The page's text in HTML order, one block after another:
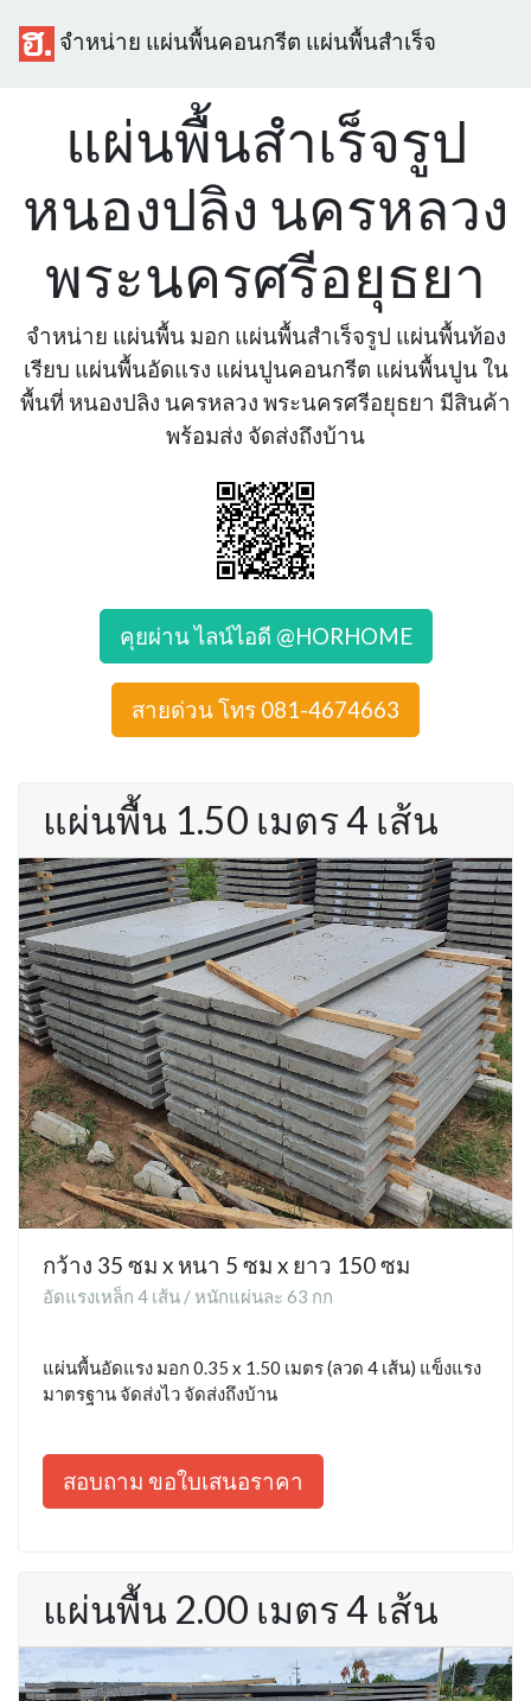
จำหน่าย แผ่นพื้นคอนกรีต แผ่นพื้นสำเร็จ
แผ่นพื้นสำเร็จรูป
หนองปลิง นครหลวง
พระนครศรีอยุธยา
จำหน่าย แผ่นพื้น มอก แผ่นพื้นสำเร็จรูป แผ่นพื้นท้อง
เรียบ แผ่นพื้นอัดแรง แผ่นปูนคอนกรีต แผ่นพื้นปูน ใน
พื้นที่ หนองปลิง นครหลวง พระนครศรีอยุธยา มีสินค้า
พร้อมส่ง จัดส่งถึงบ้าน
คุยผ่าน ไลน์ไอดี @HORHOME
สายด่วน โทร 081-4674663
แผ่นพื้น 1.50 เมตร 4 เส้น
กว้าง 35 ซม x หนา 5 ซม x ยาว 150 ซม
อัดแรงเหล็ก 4 เส้น / หนักแผ่นละ 63 กก
แผ่นพื้นอัดแรง มอก 0.35 x 1.50 เมตร (ลวด 4 เส้น) แข็งแรง
มาตรฐาน จัดส่งไว จัดส่งถึงบ้าน
สอบถาม ขอใบเสนอราคา
แผ่นพื้น 2.00 เมตร 4 เส้น